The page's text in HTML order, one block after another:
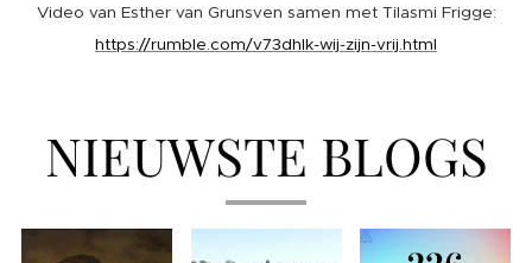
Video van Esther van Grunsven samen met Tilasmi Frigge:
https://rumble.com/v73dhlk-wij-zijn-vrij.html
NIEUWSTE BLOGS